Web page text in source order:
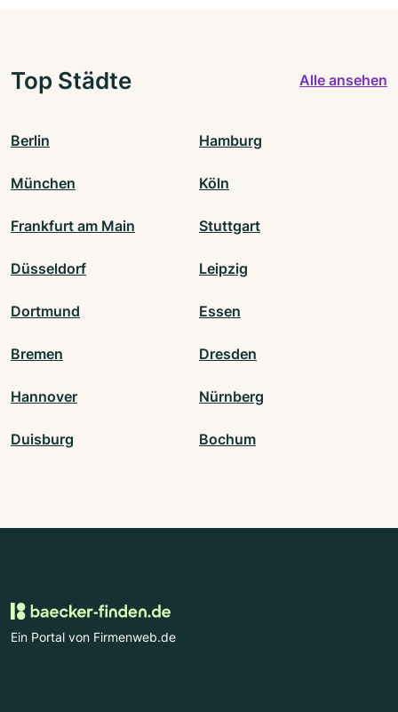
Top Städte Alle ansehen
Berlin Hamburg
München Köln
Frankfurt am Main Stuttgart
Düsseldorf Leipzig
Dortmund Essen
Bremen Dresden
Hannover Nürnberg
Duisburg Bochum
Ein Portal von Firmenweb.de